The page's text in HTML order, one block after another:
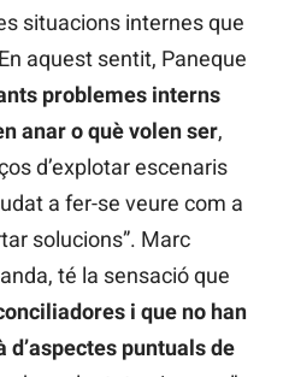
situacions internes que
aquest sentit, Paneque
problemes interns
anar o què volen ser,
d’explotar escenaris
a fer-se veure com a
solucions”. Marc
té la sensació que
i que no han
puntuals de